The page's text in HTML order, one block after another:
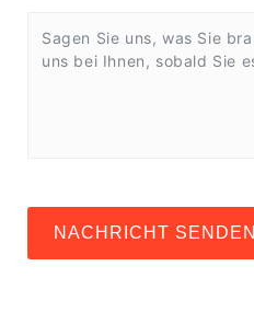
NACHRICHT SENDEN